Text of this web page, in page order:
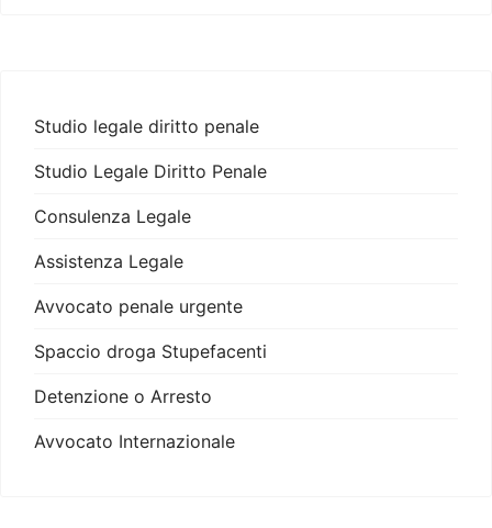
Studio legale diritto penale
Studio Legale Diritto Penale
Consulenza Legale
Assistenza Legale
Avvocato penale urgente
Spaccio droga Stupefacenti
Detenzione o Arresto
Avvocato Internazionale